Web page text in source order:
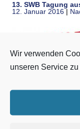
13. SWB Tagung
12. Januar 2016 |
sind erfreut und
Veranstaltungsort
Wir verwenden
unseren Service